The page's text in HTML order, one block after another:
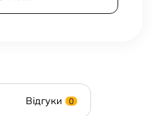
Відгуки 0